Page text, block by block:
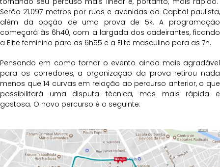
Serão 21.097 metros por ruas e avenidas da Capital paulista,
além da opção de uma prova de 5k. A programação
começará às 6h40, com a largada dos cadeirantes, ficando
a Elite feminino para as 6h55 e a Elite masculino para as 7h.
Pensando em como tornar o evento ainda mais agradável
para os corredores, a organização da prova retirou nada
menos que 14 curvas em relação ao percurso anterior, o que
possibilitará uma disputa técnica, mas mais rápida e
gostosa. O novo percurso é o seguinte: